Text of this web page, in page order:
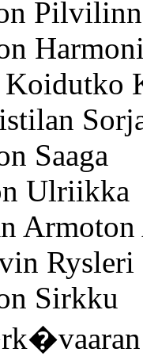
Saaga
Ulriikka
Rysleri
Sirkku